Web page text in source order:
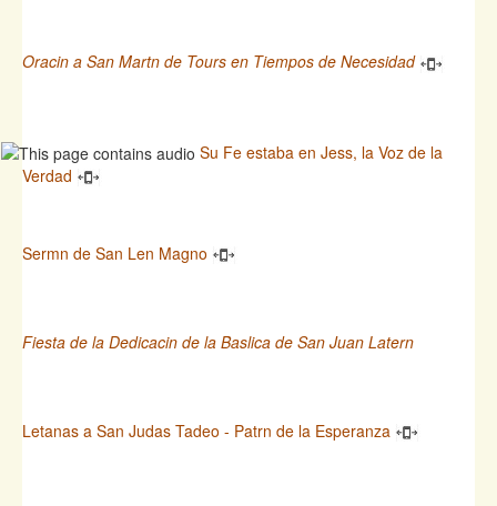
Oracin a San Martn de Tours en Tiempos de Necesidad
Su Fe estaba en Jess, la Voz de la
Verdad
Sermn de San Len Magno
Fiesta de la Dedicacin de la Baslica de San Juan Latern
Letanas a San Judas Tadeo - Patrn de la Esperanza